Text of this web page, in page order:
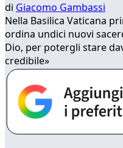
di Giacomo Gambassi
Nella Basilica Vaticana
ordina undici nuovi
Dio, per potergli stare
credibile»